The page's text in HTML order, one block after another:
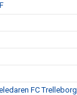
FC Trelleborg